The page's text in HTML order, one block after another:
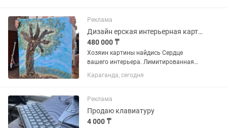
Реклама
Дизайн ерская интерьерная картина ДРЕВО ЖИЗНИ
480 000 ₸
Хозяин картины найдись Сердце
вашего интерьера. Лимитированная
коллекция: Вторая картина "ДАРЫ
ПРИРОДЫ Казахстана" Название
современном стиле, но ощущениями
изобилия природы...
Караганда, сегодня
Реклама
Продаю клавиатуру
4 000 ₸